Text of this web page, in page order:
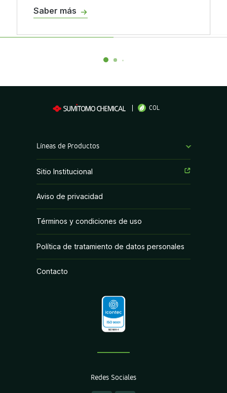
Saber más
COL
Líneas de Productos
Herbicidas
PGR y Biorracionales
Sitio Institucional
Aviso de privacidad
Términos y condiciones de uso
Política de tratamiento de datos personales
Contacto
Redes Sociales